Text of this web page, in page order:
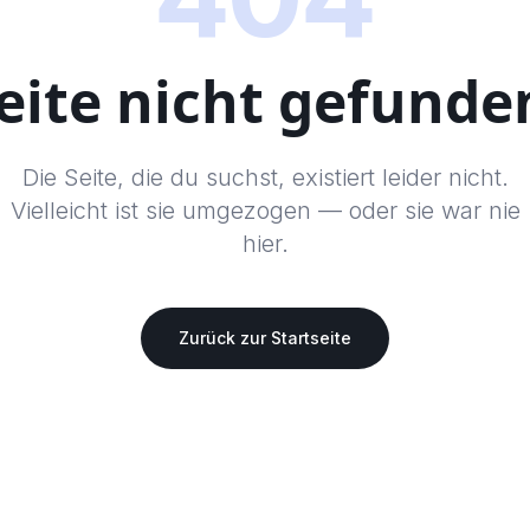
nicht
Die Seite, die du suchst, existiert leider nicht.
Vielleicht ist sie umgezogen — oder sie war nie
hier.
Zurück zur Startseite